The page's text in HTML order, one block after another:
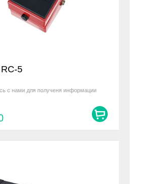
5
с нами для полученя информации